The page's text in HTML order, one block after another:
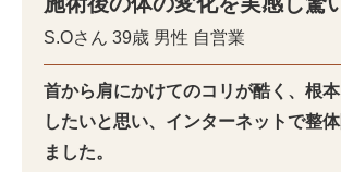
S.Oさん 39歳 男性 自営業
首から肩にかけてのコリが酷く、根
したいと思い、インターネットで整
ました。